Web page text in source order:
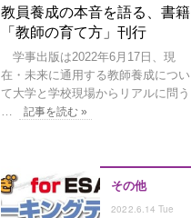
教員養成の本音を語る、書籍
「教師の育て方」刊行
学事出版は2022年6月17日、現
在・未来に通用する教師養成につい
て大学と学校現場からリアルに問う
記事を読む »
その他
2022.6.14 Tue